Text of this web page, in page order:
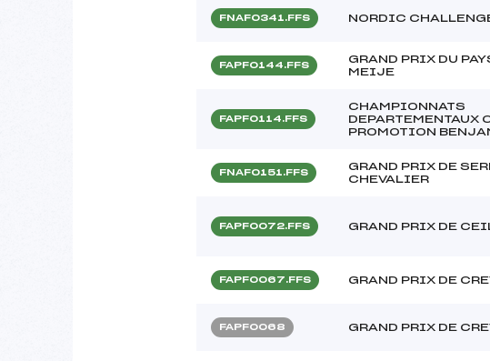
FNAF0341.FFS NORDIC
FAPF0144.FFS
GRAND PRIX DU
MEIJE
FAPF0114.FFS
CHAMPIONNATS
DEPARTEMENTAUX
PROMOTION
FNAF0151.FFS
GRAND PRIX DE
CHEVALIER
FAPF0072.FFS GRAND PRIX DE
FAPF0067.FFS GRAND PRIX DE
FAPF0068 GRAND PRIX DE